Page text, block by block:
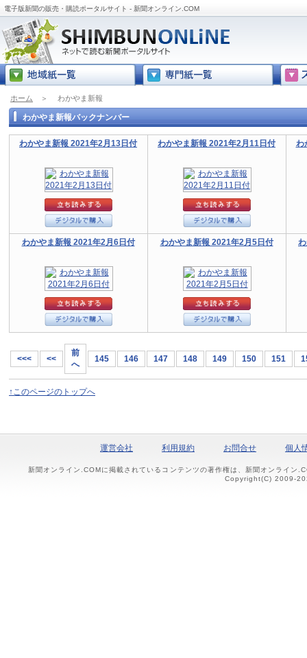
電子版新聞の販売・購読ポータルサイト - 新聞オンライン.COM
ホーム ＞ わかやま新報
わかやま新報バックナンバー
わかやま新報 2021年2月13日付 わかやま新報 2021年2月11日付 わ
わかやま新報 2021年2月6日付 わかやま新報 2021年2月5日付
<<< <<
前
へ
145 146 147 148 149 150 151
↑このページのトップへ
運営会社 利用規約 お問合せ 個人
新聞オンライン.COMに掲載されているコンテンツの著作権は、新聞オンライン
Copyright(C) 2009-